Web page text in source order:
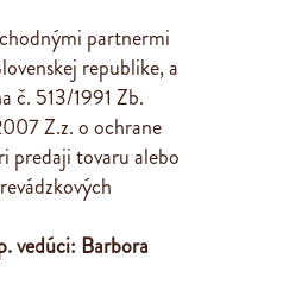
partnermi
republike, a
č. 513/1991 Zb.
Z.z. o ochrane
predaji tovaru alebo
vedúci: Barbora